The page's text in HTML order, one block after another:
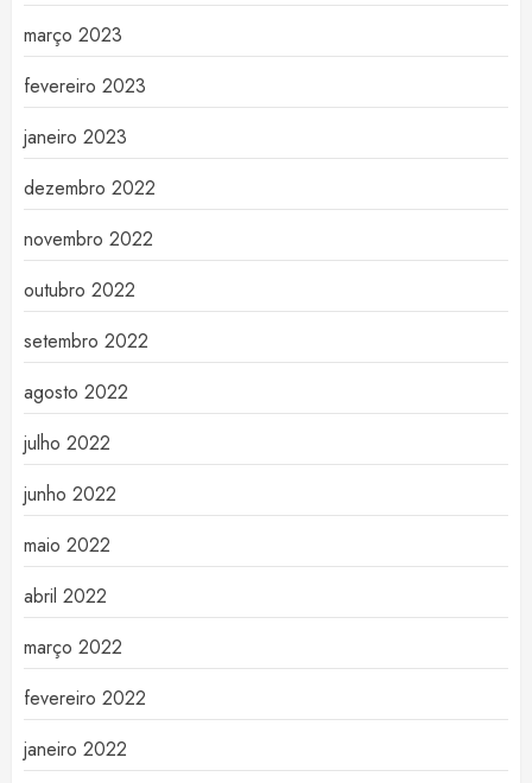
março 2023
fevereiro 2023
janeiro 2023
dezembro 2022
novembro 2022
outubro 2022
setembro 2022
agosto 2022
julho 2022
junho 2022
maio 2022
abril 2022
março 2022
fevereiro 2022
janeiro 2022